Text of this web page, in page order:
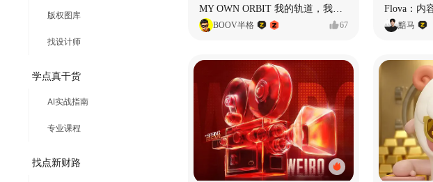
版权图库
找设计师
学点真干货
AI实战指南
专业课程
找点新财路
MY OWN ORBIT 我的轨道，我的定义#MVLAND嘻哈狂欢派对
BOOV半格 67 黯马